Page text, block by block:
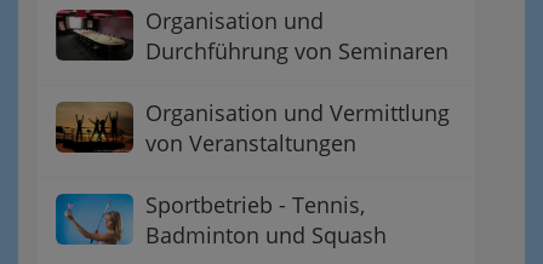
Organisation und
Durchführung von Seminaren
Organisation und Vermittlung
von Veranstaltungen
Sportbetrieb - Tennis,
Badminton und Squash